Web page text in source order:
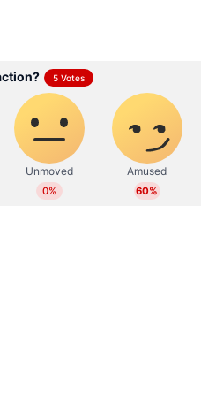
ഏഷ്യാനെറ്റ് ന്യൂസ്
ബിഎ ബിരുദവും
ദേശീയം,
തുടങ്ങിയ
കാലയളവില്‍
ലേഖനങ്ങള്‍ തുടങ്ങിയവ
പ്രവര്‍ത്തനപരിചയം. ഇ